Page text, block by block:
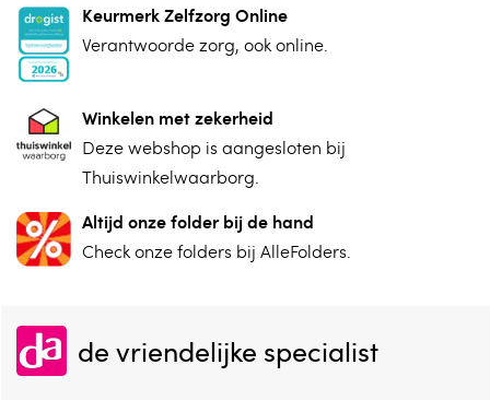
Keurmerk Zelfzorg Online
⁠Verantwoorde zorg, ⁠ook online.
Winkelen met zekerheid
⁠Deze webshop is aangesloten ⁠bij
Thuiswinkelwaarborg.
Altijd onze folder bij de hand
Check onze folders ⁠bij AlleFolders.
de vriendelijke specialist